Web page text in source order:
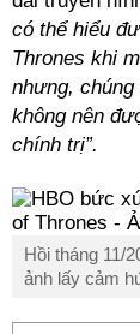
có thể hiểu
Thrones khi
nhưng,
không nên
chính trị”.
Hồi tháng 11/
ảnh lấy cảm